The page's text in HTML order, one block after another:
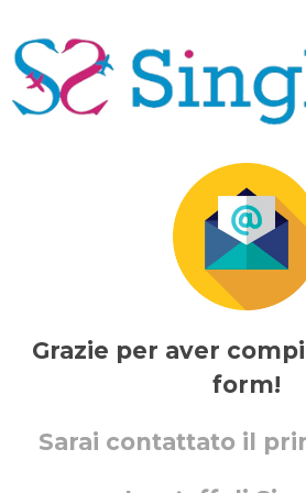
Grazie per aver
form!
Sarai contattato il